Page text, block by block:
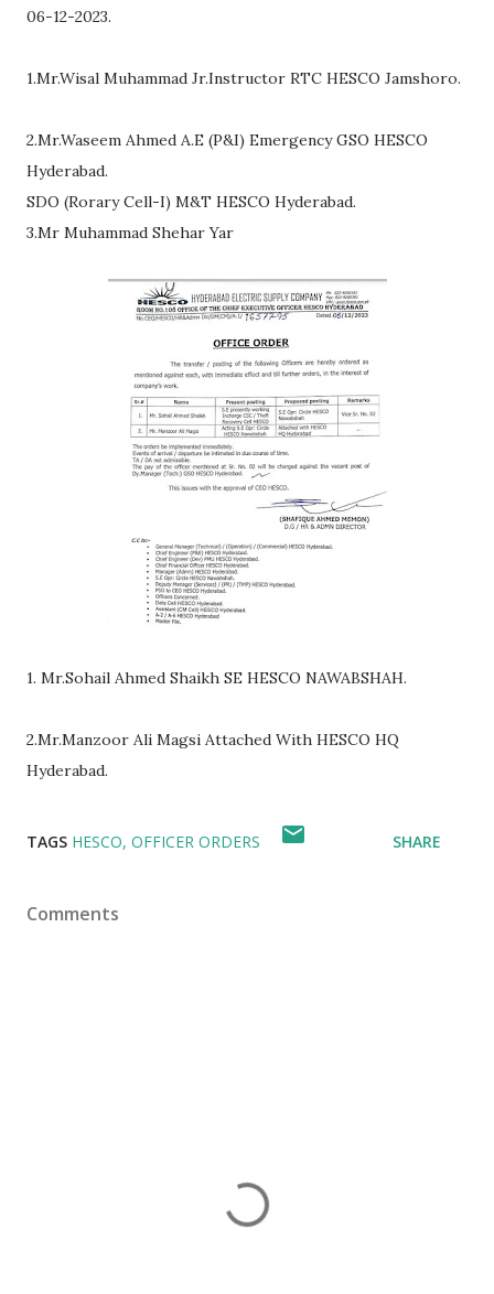
06-12-2023.
1.Mr.Wisal Muhammad Jr.Instructor RTC HESCO Jamshoro.
2.Mr.Waseem Ahmed A.E (P&I) Emergency GSO HESCO
Hyderabad.
SDO (Rorary Cell-I) M&T HESCO Hyderabad.
3.Mr Muhammad Shehar Yar
1. Mr.Sohail Ahmed Shaikh SE HESCO NAWABSHAH.
2.Mr.Manzoor Ali Magsi Attached With HESCO HQ
Hyderabad.
TAGS HESCO OFFICER ORDERS SHARE
Comments